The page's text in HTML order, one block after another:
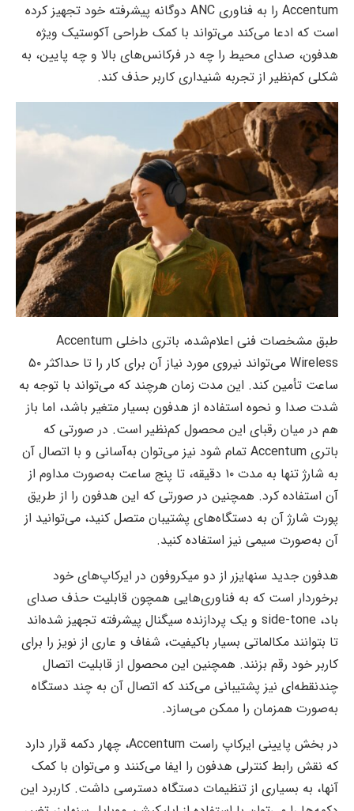
Accentum را به فناوری ANC دوگانه پیشرفته خود تجهیز کرده
است که ادعا می‌کند می‌تواند با کمک طراحی آکوستیک ویژه
هدفون، صدای محیط را چه در فرکانس‌های بالا و چه پایین، به
شکلی کم‌نظیر از تجربه شنیداری کاربر حذف کند.
طبق مشخصات فنی اعلام‌شده، باتری داخلی Accentum
Wireless می‌تواند نیروی مورد نیاز آن برای کار را تا حداکثر ۵۰
ساعت تأمین کند. این مدت زمان هرچند که می‌تواند با توجه به
شدت صدا و نحوه استفاده از هدفون بسیار متغیر باشد، اما باز
هم در میان رقبای این محصول کم‌نظیر است. در صورتی که
باتری Accentum تمام شود نیز می‌توان به‌آسانی و با اتصال آن
به شارژ تنها به مدت ۱۰ دقیقه، تا پنج ساعت به‌صورت مداوم از
آن استفاده کرد. همچنین در صورتی که این هدفون را از طریق
پورت شارژ آن به دستگاه‌های پشتیبان متصل کنید، می‌توانید از
آن به‌صورت سیمی نیز استفاده کنید.
هدفون جدید سنهایزر از دو میکروفون در ایرکاپ‌های خود
برخوردار است که به فناوری‌هایی همچون قابلیت حذف صدای
باد، side-tone و یک پردازنده سیگنال پیشرفته تجهیز شده‌اند
تا بتوانند مکالماتی بسیار باکیفیت، شفاف و عاری از نویز را برای
کاربر خود رقم بزنند. همچنین این محصول از قابلیت اتصال
چندنقطه‌ای نیز پشتیبانی می‌کند که اتصال آن به چند دستگاه
به‌صورت همزمان را ممکن می‌سازد.
در بخش پایینی ایرکاپ راست Accentum، چهار دکمه قرار دارد
که نقش رابط کنترلی هدفون را ایفا می‌کنند و می‌توان با کمک
آنها، به بسیاری از تنظیمات دستگاه دسترسی داشت. کاربرد این